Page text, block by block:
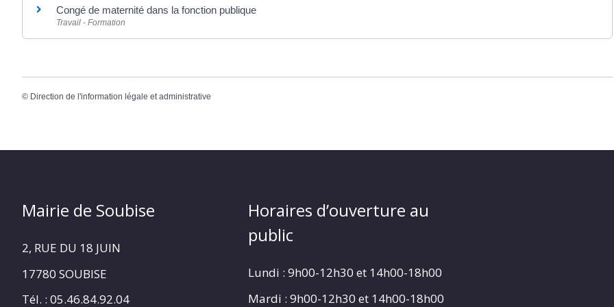
Congé de maternité dans la fonction publique
Travail - Formation
© Direction de l'information légale et administrative
Mairie de Soubise
2, RUE DU 18 JUIN
17780 SOUBISE
Tél. : 05.46.84.92.04
Horaires d’ouverture au
public
Lundi : 9h00-12h30 et 14h00-18h00
Mardi : 9h00-12h30 et 14h00-18h00